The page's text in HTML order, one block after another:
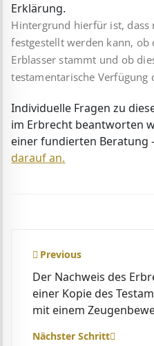
Erklärung.
Hintergrund hierfür ist, dass
festgestellt werden kann, ob
Erblasser stammt und ob
testamentarische Verfügung
Individuelle Fragen zu
im Erbrecht beantworten
einer fundierten Beratung
darauf an.
Previous
Der Nachweis des
einer Kopie des
mit einem
Nächster Schritt